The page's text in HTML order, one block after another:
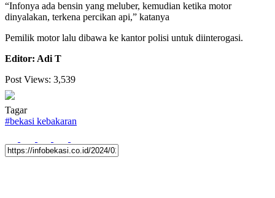
“Infonya ada bensin yang meluber, kemudian ketika motor
dinyalakan, terkena percikan api,” katanya
Pemilik motor lalu dibawa ke kantor polisi untuk diinterogasi.
Editor: Adi T
Post Views: 3,539
Tagar
#bekasi kebakaran